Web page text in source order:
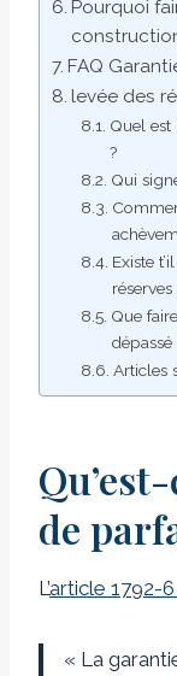
Pourquoi
FAQ
levée des
Quel
?
Qui
Existe
réserves
Que
dépassé
Articles
de
L’article 1792-
« La